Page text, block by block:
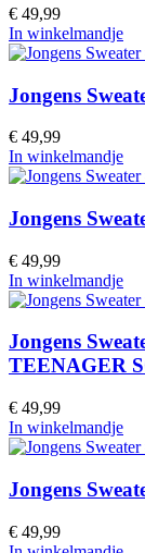
€ 49,99
In winkelmandje
Jongens
€ 49,99
In winkelmandje
Jongens
€ 49,99
In winkelmandje
Jongens
TEENAGER
€ 49,99
In winkelmandje
Jongens
€ 49,99